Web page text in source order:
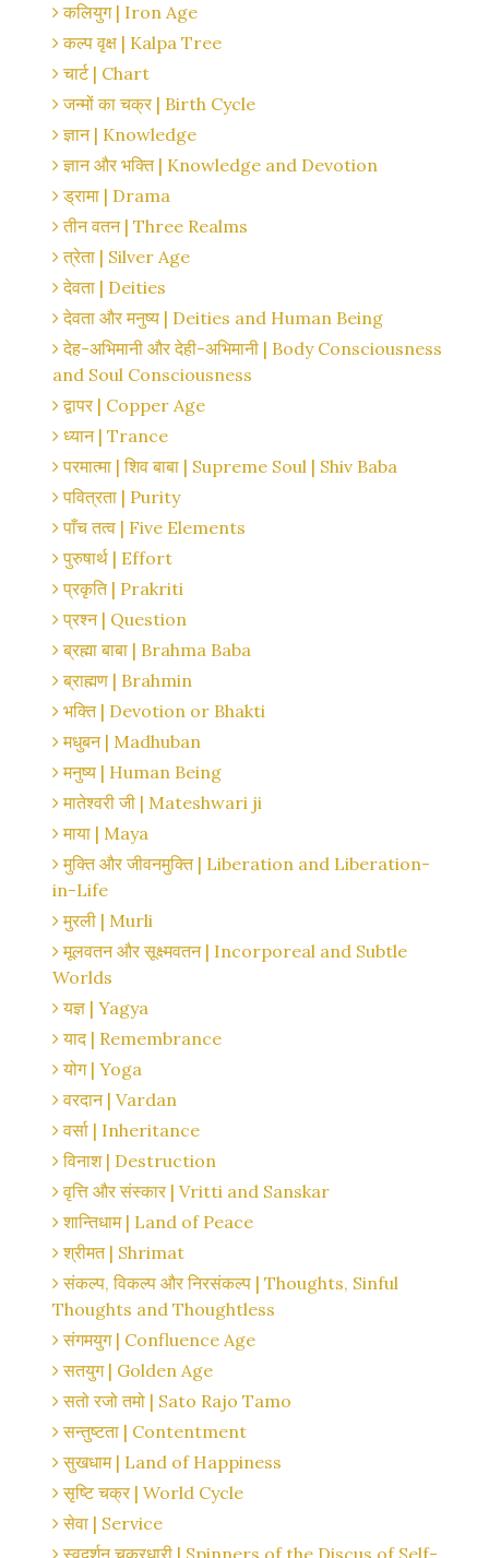
कलियुग | Iron Age
कल्प वृक्ष | Kalpa Tree
चार्ट | Chart
जन्मों का चक्र | Birth Cycle
ज्ञान | Knowledge
ज्ञान और भक्ति | Knowledge and Devotion
ड्रामा | Drama
तीन वतन | Three Realms
त्रेता | Silver Age
देवता | Deities
देवता और मनुष्य | Deities and Human Being
देह-अभिमानी और देही-अभिमानी | Body Consciousness
and Soul Consciousness
द्वापर | Copper Age
ध्यान | Trance
परमात्मा | शिव बाबा | Supreme Soul | Shiv Baba
पवित्रता | Purity
पाँच तत्व | Five Elements
पुरुषार्थ | Effort
प्रकृति | Prakriti
प्रश्न | Question
ब्रह्मा बाबा | Brahma Baba
ब्राह्मण | Brahmin
भक्ति | Devotion or Bhakti
मधुबन | Madhuban
मनुष्य | Human Being
मातेश्वरी जी | Mateshwari ji
माया | Maya
मुक्ति और जीवनमुक्ति | Liberation and Liberation-
in-Life
मुरली | Murli
मूलवतन और सूक्ष्मवतन | Incorporeal and Subtle
Worlds
यज्ञ | Yagya
याद | Remembrance
योग | Yoga
वरदान | Vardan
वर्सा | Inheritance
विनाश | Destruction
वृत्ति और संस्कार | Vritti and Sanskar
शान्तिधाम | Land of Peace
श्रीमत | Shrimat
संकल्प, विकल्प और निरसंकल्प | Thoughts, Sinful
Thoughts and Thoughtless
संगमयुग | Confluence Age
सतयुग | Golden Age
सतो रजो तमो | Sato Rajo Tamo
सन्तुष्टता | Contentment
सुखधाम | Land of Happiness
सृष्टि चक्र | World Cycle
सेवा | Service
स्वदर्शन चक्रधारी | Spinners of the Discus of Self-